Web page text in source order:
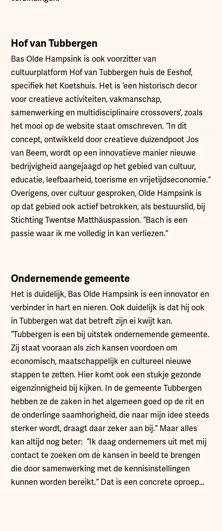
Hof van Tubbergen
Bas Olde Hampsink is ook voorzitter van
cultuurplatform Hof van Tubbergen huis de Eeshof,
specifiek het Koetshuis. Het is ‘een historisch decor
voor creatieve activiteiten, vakmanschap,
samenwerking en multidisciplinaire crossovers’, zoals
het mooi op de website staat omschreven. “In dit
concept, ontwikkeld door creatieve duizendpoot Jos
van Beem, wordt op een innovatieve manier nieuwe
bedrijvigheid aangejaagd op het gebied van cultuur,
educatie, leefbaarheid, toerisme en vrijetijdseconomie.”
Overigens, over cultuur gesproken, Olde Hampsink is
op dat gebied ook actief betrokken, als bestuurslid, bij
Stichting Twentse Matthäuspassion. “Bach is een
passie waar ik me volledig in kan verliezen.”
Ondernemende gemeente
Het is duidelijk, Bas Olde Hampsink is een innovator en
verbinder in hart en nieren. Ook duidelijk is dat hij ook
in Tubbergen wat dat betreft zijn ei kwijt kan.
“Tubbergen is een bij uitstek ondernemende gemeente.
Zij staat vooraan als zich kansen voordoen om
economisch, maatschappelijk en cultureel nieuwe
stappen te zetten. Hier komt ook een stukje gezonde
eigenzinnigheid bij kijken. In de gemeente Tubbergen
hebben ze de zaken in het algemeen goed op de rit en
de onderlinge saamhorigheid, die naar mijn idee steeds
sterker wordt, draagt daar zeker aan bij.” Maar alles
kan altijd nog beter: “Ik daag ondernemers uit met mij
contact te zoeken om de kansen in beeld te brengen
die door samenwerking met de kennisinstellingen
kunnen worden bereikt.” Dat is een concrete oproep…